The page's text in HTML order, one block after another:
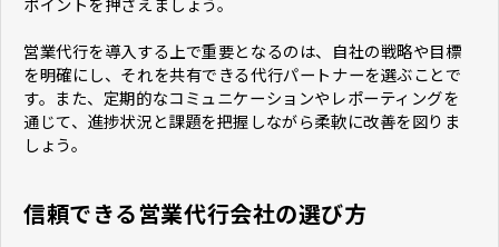
営業代行を導入する上で重要となるのは、自社の戦略や目標
を明確にし、それを共有できる代行パートナーを選ぶことで
す。また、定期的なコミュニケーションやレポーティングを
通じて、進捗状況と課題を把握しながら柔軟に改善を図りま
しょう。
信頼できる営業代行会社の選び方